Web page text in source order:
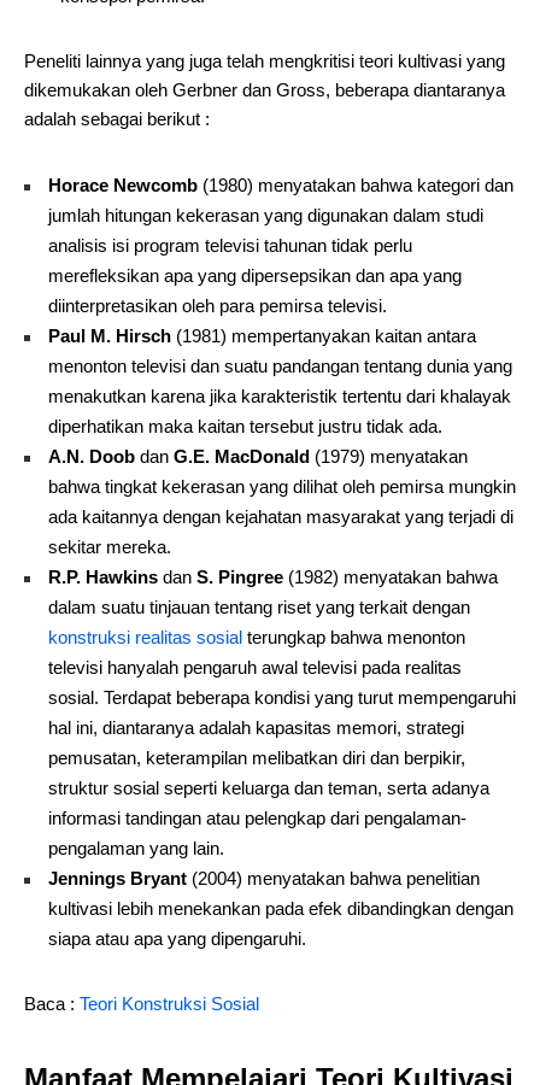
Peneliti lainnya yang juga telah mengkritisi teori kultivasi yang
dikemukakan oleh Gerbner dan Gross, beberapa diantaranya
adalah sebagai berikut :
Horace Newcomb (1980) menyatakan bahwa kategori dan
jumlah hitungan kekerasan yang digunakan dalam studi
analisis isi program televisi tahunan tidak perlu
merefleksikan apa yang dipersepsikan dan apa yang
diinterpretasikan oleh para pemirsa televisi.
Paul M. Hirsch (1981) mempertanyakan kaitan antara
menonton televisi dan suatu pandangan tentang dunia yang
menakutkan karena jika karakteristik tertentu dari khalayak
diperhatikan maka kaitan tersebut justru tidak ada.
A.N. Doob dan G.E. MacDonald (1979) menyatakan
bahwa tingkat kekerasan yang dilihat oleh pemirsa mungkin
ada kaitannya dengan kejahatan masyarakat yang terjadi di
sekitar mereka.
R.P. Hawkins dan S. Pingree (1982) menyatakan bahwa
dalam suatu tinjauan tentang riset yang terkait dengan
konstruksi realitas sosial terungkap bahwa menonton
televisi hanyalah pengaruh awal televisi pada realitas
sosial. Terdapat beberapa kondisi yang turut mempengaruhi
hal ini, diantaranya adalah kapasitas memori, strategi
pemusatan, keterampilan melibatkan diri dan berpikir,
struktur sosial seperti keluarga dan teman, serta adanya
informasi tandingan atau pelengkap dari pengalaman-
pengalaman yang lain.
Jennings Bryant (2004) menyatakan bahwa penelitian
kultivasi lebih menekankan pada efek dibandingkan dengan
siapa atau apa yang dipengaruhi.
Baca : Teori Konstruksi Sosial
Manfaat Mempelajari Teori Kultivasi